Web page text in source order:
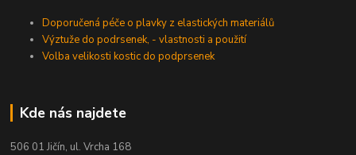
Doporučená péče o plavky z elastických materiálů
Výztuže do podrsenek, - vlastnosti a použití
Volba velikosti kostic do podprsenek
Kde nás najdete
506 01 Jičín, ul. Vrcha 168